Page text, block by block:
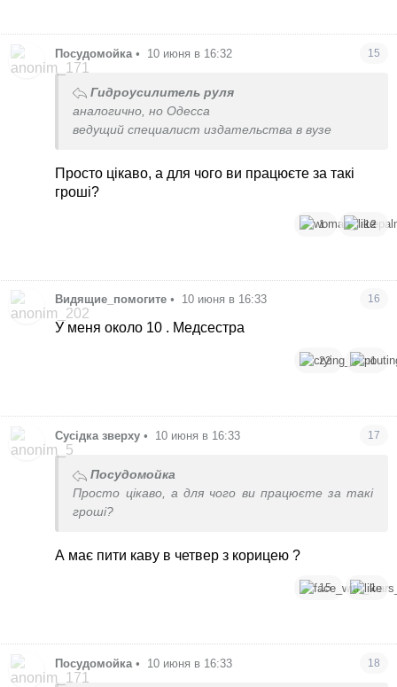
Посудомойка • 10 июня в 16:32 15
Гидроусилитель руля
аналогично, но Одесса
ведущий специалист издательства в вузе
Просто цікаво, а для чого ви працюєте за такі
гроші?
1 12
Видящие_помогите • 10 июня в 16:33 16
У меня около 10 . Медсестра
22 1
Сусідка зверху • 10 июня в 16:33 17
Посудомойка
Просто цікаво, а для чого ви працюєте за такі
гроші?
А має пити каву в четвер з корицею ?
15 1
Посудомойка • 10 июня в 16:33 18